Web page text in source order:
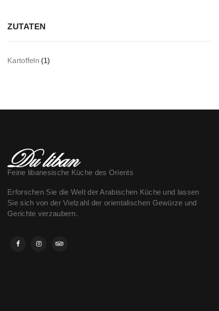
ZUTATEN
Kartoffeln (1)
Feine libanesische Küche des Orients
Erforschen Sie die Welt der Arabischen Küche und lassen
Sie sich von der Vielzahl der orientalischen Gewürze und
Gerichte verzaubern.